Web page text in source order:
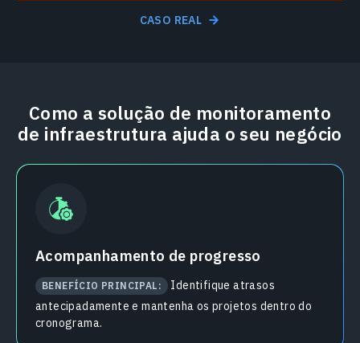
CASO REAL
Como a solução de monitoramento
de infraestrutura ajuda o seu negócio
Acompanhamento de progresso
BENEFÍCIO PRINCIPAL:
Identifique atrasos
antecipadamente e mantenha os projetos dentro do
cronograma.